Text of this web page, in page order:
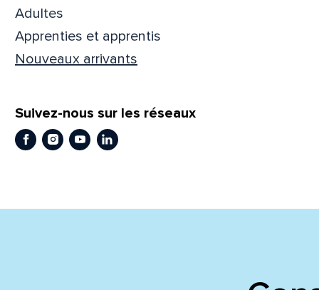
Adultes
Apprenties et apprentis
Nouveaux arrivants
Suivez-nous sur les réseaux
Facebook
Instagram
YoutubeLinkedIn